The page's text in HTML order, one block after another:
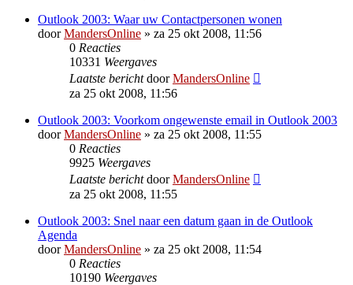
Outlook 2003: Waar uw Contactpersonen wonen
doorMandersOnline » za 25 okt 2008, 11:56
0 Reacties
10331 Weergaves
Laatste berichtdoorMandersOnline
za 25 okt 2008, 11:56
Outlook 2003: Voorkom ongewenste email in Outlook 2003
doorMandersOnline » za 25 okt 2008, 11:55
0 Reacties
9925 Weergaves
Laatste berichtdoorMandersOnline
za 25 okt 2008, 11:55
Outlook 2003: Snel naar een datum gaan in de Outlook
Agenda
doorMandersOnline » za 25 okt 2008, 11:54
0 Reacties
10190 Weergaves